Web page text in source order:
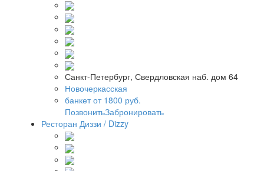
Санкт-Петербург, Свердловская наб. дом 64
Новочеркасская
банкет от 1800 руб.
ПозвонитьЗабронировать
Ресторан Диззи / Dizzy